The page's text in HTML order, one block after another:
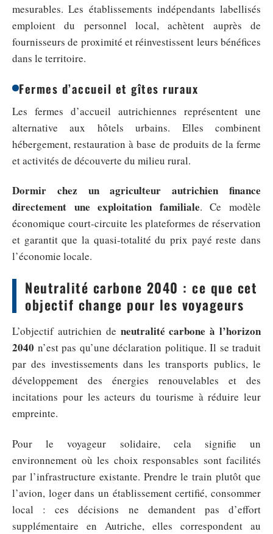
mesurables. Les établissements indépendants labellisés
emploient du personnel local, achètent auprès de
fournisseurs de proximité et réinvestissent leurs bénéfices
dans le territoire.
Fermes d’accueil et gîtes ruraux
Les fermes d’accueil autrichiennes représentent une
alternative aux hôtels urbains. Elles combinent
hébergement, restauration à base de produits de la ferme
et activités de découverte du milieu rural.
Dormir chez un agriculteur autrichien finance
directement une exploitation familiale. Ce modèle
économique court-circuite les plateformes de réservation
et garantit que la quasi-totalité du prix payé reste dans
l’économie locale.
Neutralité carbone 2040 : ce que cet
objectif change pour les voyageurs
L’objectif autrichien de neutralité carbone à l’horizon
2040 n’est pas qu’une déclaration politique. Il se traduit
par des investissements dans les transports publics, le
développement des énergies renouvelables et des
incitations pour les acteurs du tourisme à réduire leur
empreinte.
Pour le voyageur solidaire, cela signifie un
environnement où les choix responsables sont facilités
par l’infrastructure existante. Prendre le train plutôt que
l’avion, loger dans un établissement certifié, consommer
local : ces décisions ne demandent pas d’effort
supplémentaire en Autriche, elles correspondent au